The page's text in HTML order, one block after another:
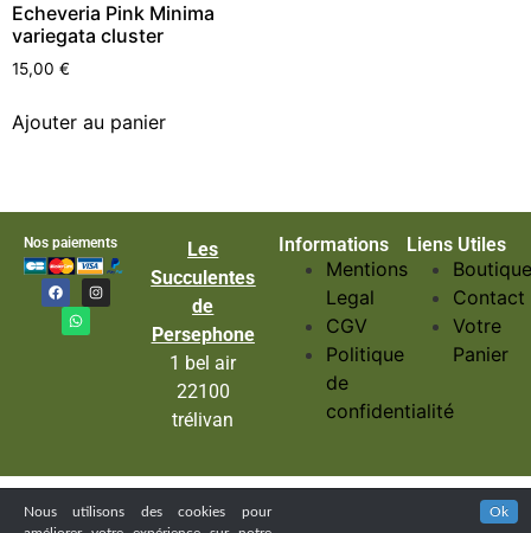
Echeveria Pink Minima
variegata cluster
15,00 €
Ajouter au panier
Nos paiements
Les
Succulentes
de
Persephone
1 bel air
22100
trélivan
Informations
Mentions
Legal
CGV
Politique
de
confidentialité
Liens Utiles
Contact
Votre
Panier
Nous utilisons des cookies pour
Ok